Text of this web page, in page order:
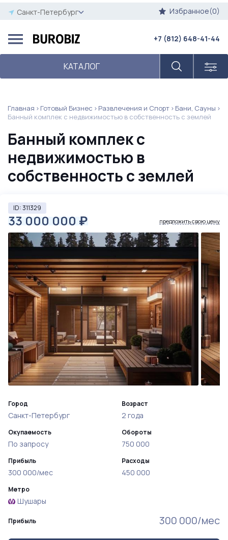
Санкт-Петербург Избранное(0)
КАТАЛОГ
+7 (812) 648-41-44
Главная Готовый Бизнес Развлечения и Спорт
Бани, Сауны
Банный комплек с недвижимостью в собственность с землей
Банный комплек с
недвижимостью в
собственность с землей
ID: 311329
33 000 000 ₽ предложить свою цену
Прибыль 300 000/мес
Город
Санкт-Петербург
Окупаемость
По запросу
Прибыль
300 000/мес
Возраст
2 года
Обороты
750 000
Расходы
450 000
Метро
Шушары